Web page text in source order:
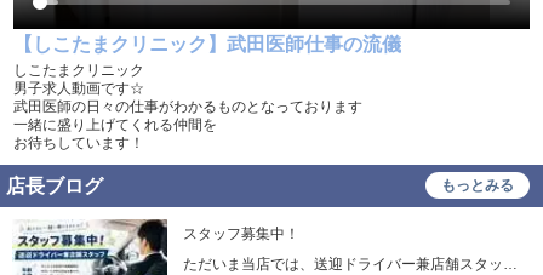
WEB面接OK 在宅ワーク可
オフィス内分煙・禁煙
即日採用合否通達可
【しこたまクリニック】武田医師仕事の流儀
しこたまクリニック
男子求人動画です☆
武田医師の日々の仕事がわかるものとなっております
一緒に盛り上げてくれる仲間を
お待ちしています！
店長ブログ もっとみる
スタッフ募集中！
ただいま当店では、送迎ドライバー兼店舗スタッフを募集しています！ * 年齢不問 * 未経験歓迎 * 要普通自動車免許 * 車の運転が好きな方大歓迎！ お仕事内容は、キャストの送迎や店舗運営のサポートが中心です。経験は問いませんので、やる気と責任感があれば大歓迎！ 「空いた時間を有効活用したい」「安定して働きたい」「新しい環境でチャレンジしたい」という方もぜひご応募ください。 まずはお気軽にお問い合わせください。皆さまからのご応募をお待ちしております！